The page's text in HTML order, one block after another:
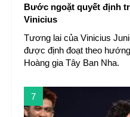
Bước ngoặt quyết định
Vinicius
Tương lai của Vinicius
được định đoạt theo
Hoàng gia Tây Ban Nha.
7